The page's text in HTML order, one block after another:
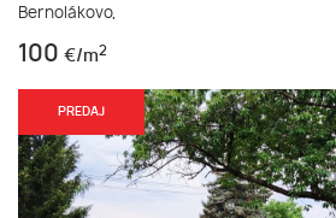
Bernolákovo,
100 €/m2
PREDAJ